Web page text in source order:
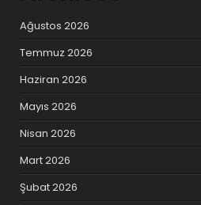
Ağustos 2026
Temmuz 2026
Haziran 2026
Mayıs 2026
Nisan 2026
Mart 2026
Şubat 2026